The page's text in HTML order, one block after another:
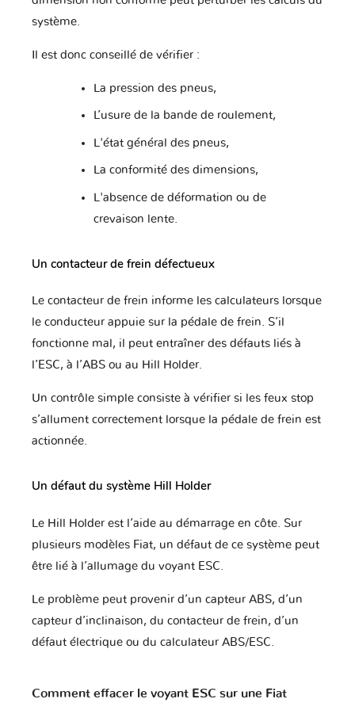
système.
Il est donc conseillé de vérifier :
La pression des pneus,
L’usure de la bande de roulement,
L'état général des pneus,
La conformité des dimensions,
L'absence de déformation ou de
crevaison lente.
Un contacteur de frein défectueux
Le contacteur de frein informe les calculateurs lorsque
le conducteur appuie sur la pédale de frein. S’il
fonctionne mal, il peut entraîner des défauts liés à
l’ESC, à l’ABS ou au Hill Holder.
Un contrôle simple consiste à vérifier si les feux stop
s’allument correctement lorsque la pédale de frein est
actionnée.
Un défaut du système Hill Holder
Le Hill Holder est l’aide au démarrage en côte. Sur
plusieurs modèles Fiat, un défaut de ce système peut
être lié à l’allumage du voyant ESC.
Le problème peut provenir d’un capteur ABS, d’un
capteur d’inclinaison, du contacteur de frein, d’un
défaut électrique ou du calculateur ABS/ESC.
Comment effacer le voyant ESC sur une Fiat